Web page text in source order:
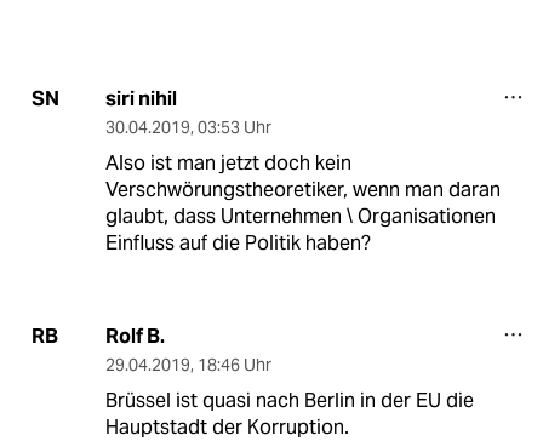
SN siri nihil
30.04.2019, 03:53 Uhr
Also ist man jetzt doch kein
Verschwörungstheoretiker, wenn man daran
glaubt, dass Unternehmen \ Organisationen
Einfluss auf die Politik haben?
RB Rolf B.
29.04.2019, 18:46 Uhr
Brüssel ist quasi nach Berlin in der EU die
Hauptstadt der Korruption.